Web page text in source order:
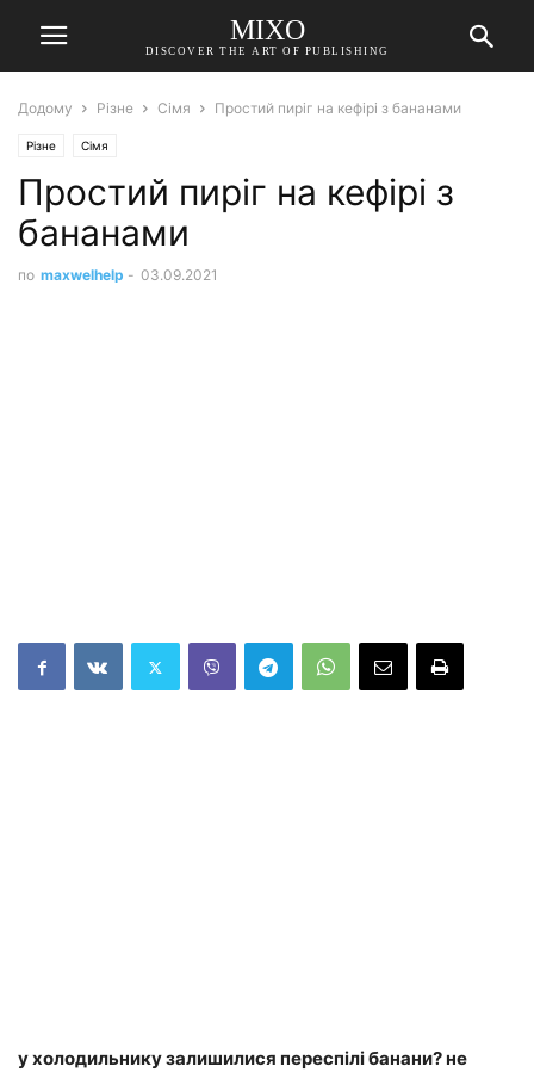
MIXO
DISCOVER THE ART OF PUBLISHING
Додому Різне Сімя Простий пиріг на кефірі з бананами
Різне Сімя
Простий пиріг на кефірі з
бананами
по maxwelhelp - 03.09.2021
у холодильнику залишилися переспілі банани? не